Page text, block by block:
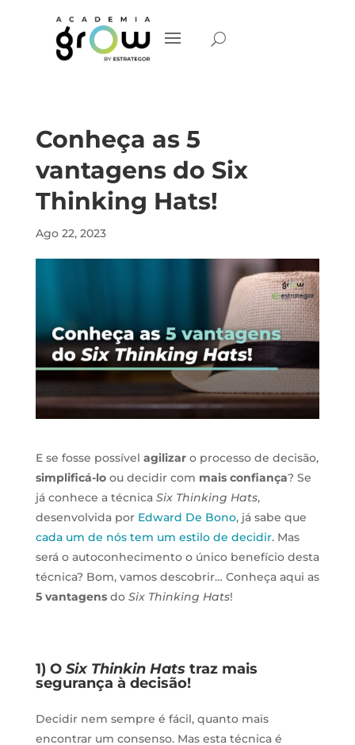
Conheça as 5
vantagens do Six
Thinking Hats!
Ago 22, 2023
E se fosse possível agilizaro processo de decisão,
simplificá-loou decidir com mais confiança? Se
já conhece a técnica Six Thinking Hats,
desenvolvida por Edward De Bono, já sabe que
cada um de nós tem um estilo de decidir. Mas
será o autoconhecimento o único benefício desta
técnica? Bom, vamos descobrir… Conheça aqui as
5 vantagensdo Six Thinking Hats!
1) O Six Thinkin Hatstraz mais
segurança à decisão!
Decidir nem sempre é fácil, quanto mais
encontrar um consenso. Mas esta técnica é